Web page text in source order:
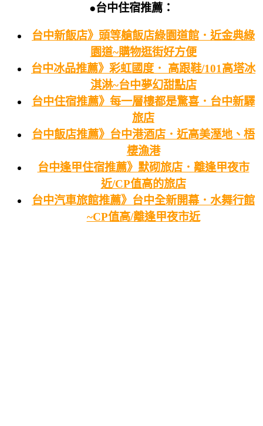
●台中住宿推薦：
台中新飯店》頭等艙飯店綠園道館．近金典綠
園道~購物逛街好方便
台中冰品推薦》彩虹國度． 高跟鞋/101高塔冰
淇淋~台中夢幻甜點店
台中住宿推薦》每一層樓都是驚喜．台中新驛
旅店
台中飯店推薦》台中港酒店．近高美溼地、梧
棲漁港
台中逢甲住宿推薦》默砌旅店．離逢甲夜市
近/CP值高的旅店
台中汽車旅館推薦》台中全新開幕．水舞行館
~CP值高/離逢甲夜市近